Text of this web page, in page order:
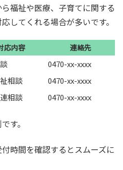
福祉や医療、子育てに関する
してくれる場合が多いです。
応内容 連絡先
0470-xx-xxxx
相談
0470-xx-xxxx
相談 0470-xx-xxxx
す。
時間を確認するとスムーズに